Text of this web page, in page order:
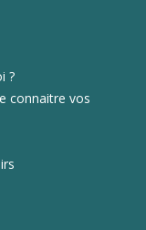
?
connaitre vos